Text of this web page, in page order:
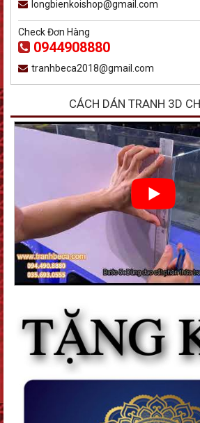
longbienkoishop@gmail.com
Check Đơn Hàng
0944908880
tranhbeca2018@gmail.com
CÁCH DÁN TRANH 3D